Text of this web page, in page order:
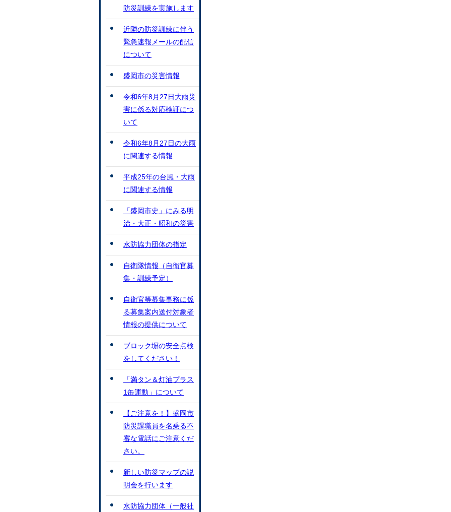
防災訓練を実施します
近隣の防災訓練に伴う
緊急速報メールの配信
について
盛岡市の災害情報
令和6年8月27日大雨災
害に係る対応検証につ
いて
令和6年8月27日の大雨
に関連する情報
平成25年の台風・大雨
に関連する情報
「盛岡市史」にみる明
治・大正・昭和の災害
水防協力団体の指定
自衛隊情報（自衛官募
集・訓練予定）
自衛官等募集事務に係
る募集案内送付対象者
情報の提供について
ブロック塀の安全点検
をしてください！
「満タン＆灯油プラス
1缶運動」について
【ご注意を！】盛岡市
防災課職員を名乗る不
審な電話にご注意くだ
さい。
新しい防災マップの説
明会を行います
水防協力団体（一般社